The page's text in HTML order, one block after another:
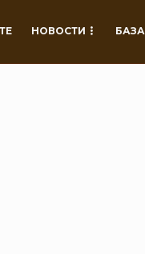
НОВОСТИ БАЗА